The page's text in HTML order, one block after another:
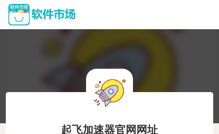
起飞加速器官网网址